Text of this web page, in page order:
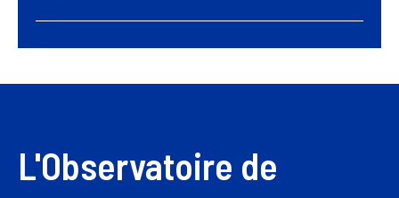
L'Observatoire de